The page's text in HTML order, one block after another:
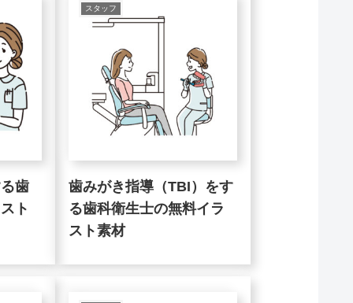
歯
ト
スタッフ
歯みがき指導（TBI）をす
る歯科衛生士の無料イラ
スト素材